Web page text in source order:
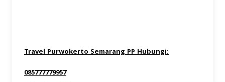
Travel Purwokerto Semarang PP Hubungi:
085777779957